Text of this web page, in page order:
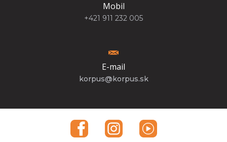
Mobil
+421 911 232 005
E-mail
korpus@korpus.sk